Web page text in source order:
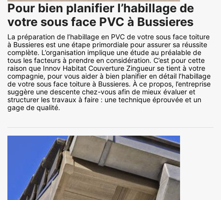
Pour bien planifier l’habillage de
votre sous face PVC à Bussieres
La préparation de l’habillage en PVC de votre sous face toiture
à Bussieres est une étape primordiale pour assurer sa réussite
complète. L’organisation implique une étude au préalable de
tous les facteurs à prendre en considération. C’est pour cette
raison que Innov Habitat Couverture Zingueur se tient à votre
compagnie, pour vous aider à bien planifier en détail l’habillage
de votre sous face toiture à Bussieres. À ce propos, l’entreprise
suggère une descente chez-vous afin de mieux évaluer et
structurer les travaux à faire : une technique éprouvée et un
gage de qualité.